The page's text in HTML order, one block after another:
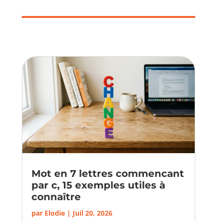
Mot en 7 lettres commencant
par c, 15 exemples utiles à
connaître
par Elodie| Juil 20, 2026